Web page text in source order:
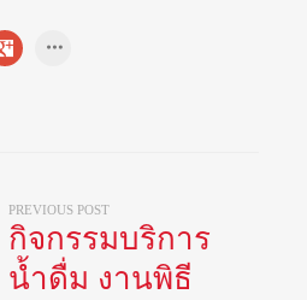
PREVIOUS POST
กิจกรรมบริการ
น้ำดื่ม งานพิธี